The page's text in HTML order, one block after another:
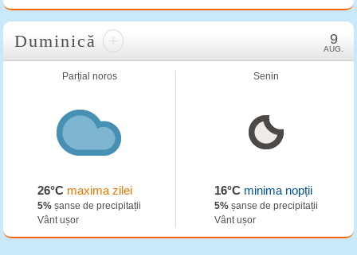
Duminică + 9
AUG.
Parțial noros
26°C maxima zilei
5% șanse de precipitații
Vânt ușor
Senin
16°Cminima nopții
5%șanse de precipitații
Vânt ușor